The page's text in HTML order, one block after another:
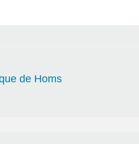
de Homs